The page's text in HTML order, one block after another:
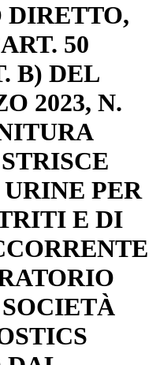
50
B) DEL
2023, N.
PER
E DI